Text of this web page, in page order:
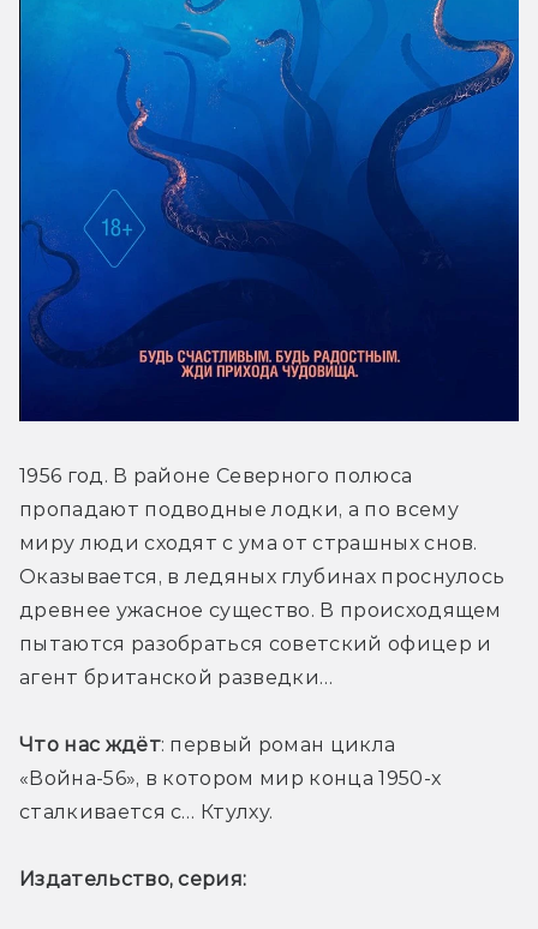
1956 год. В районе Северного полюса
пропадают подводные лодки, а по всему
миру люди сходят с ума от страшных снов.
Оказывается, в ледяных глубинах проснулось
древнее ужасное существо. В происходящем
пытаются разобраться советский офицер и
агент британской разведки…
Что нас ждёт: первый роман цикла
«Война-56», в котором мир конца 1950-х
сталкивается с… Ктулху.
Издательство, серия: